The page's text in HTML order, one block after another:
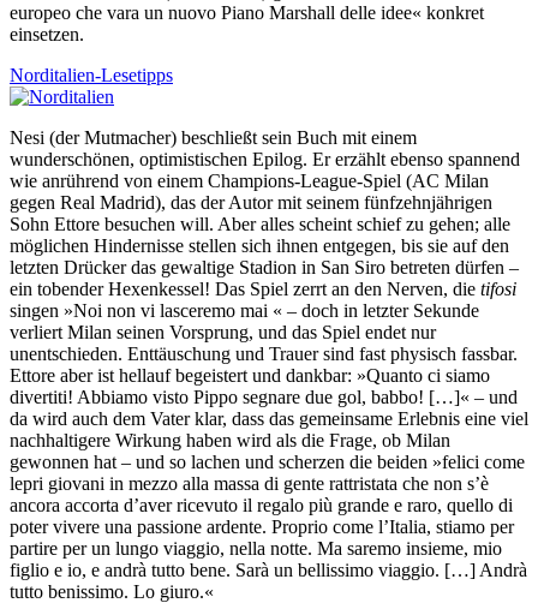
europeo che vara un nuovo Piano Marshall delle idee« konkret
einsetzen.
Norditalien-Lesetipps
Nesi (der Mutmacher) beschließt sein Buch mit einem
wunderschönen, optimistischen Epilog. Er er­zählt ebenso spannend
wie anrührend von einem Champions-League-Spiel (AC Milan
gegen Real Madrid), das der Autor mit seinem fünfzehnjährigen
Sohn Ettore besuchen will. Aber alles scheint schief zu gehen; alle
möglichen Hindernisse stellen sich ihnen entgegen, bis sie auf den
letzten Drücker das gewaltige Sta­dion in San Siro betreten dürfen –
ein tobender Hexenkessel! Das Spiel zerrt an den Nerven, die tifosi
sin­gen »Noi non vi lasceremo mai « – doch in letzter Sekunde
verliert Milan seinen Vorsprung, und das Spiel endet nur
unentschieden. Enttäuschung und Trauer sind fast physisch fassbar.
Ettore aber ist hellauf begeis­tert und dankbar: »Quanto ci siamo
divertiti! Abbiamo visto Pippo segnare due gol, babbo! […]« – und
da wird auch dem Vater klar, dass das gemeinsame Erlebnis eine viel
nachhaltigere Wirkung haben wird als die Frage, ob Milan
gewonnen hat – und so lachen und scherzen die beiden »felici come
lepri gio­vani in mezzo alla massa di gente rattristata che non s’è
ancora accorta d’aver ricevuto il regalo più grande e raro, quello di
poter vivere una passione ardente. Proprio come l’Italia, stiamo per
partire per un lungo viaggio, nella notte. Ma saremo insieme, mio
figlio e io, e andrà tutto bene. Sarà un bellissimo viaggio. […] Andrà
tutto benissimo. Lo giuro.«